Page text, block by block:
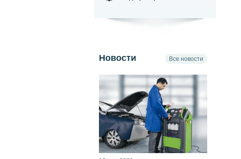
Новости Все новости